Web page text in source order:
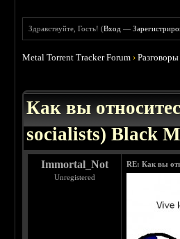
Здравствуйте, Гость! (Вход —
Metal Torrent Tracker Forum ›
Как вы
socialists) Black
Immortal_Not
Unregistered
RE: Как вы